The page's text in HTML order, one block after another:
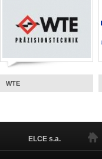
WTE
ELCE s.a.